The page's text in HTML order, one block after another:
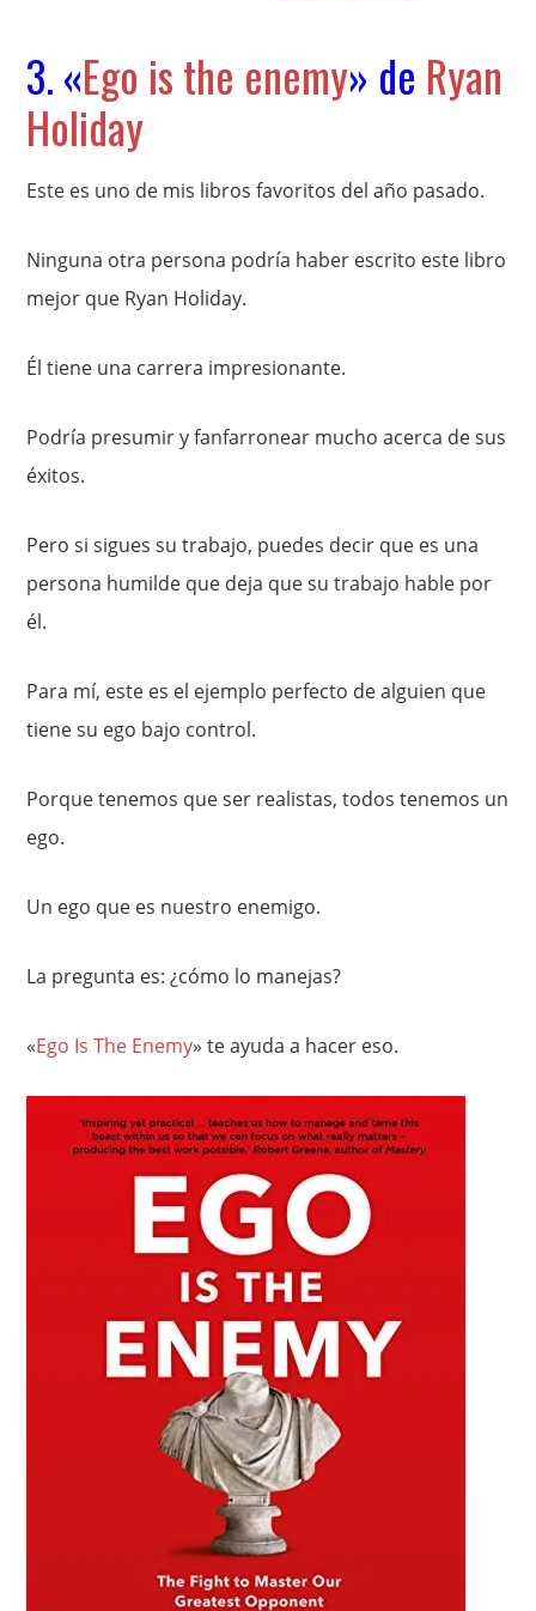
3. «Ego is the enemy» de Ryan
Holiday
Este es uno de mis libros favoritos del año pasado.
Ninguna otra persona podría haber escrito este libro
mejor que Ryan Holiday.
Él tiene una carrera impresionante.
Podría presumir y fanfarronear mucho acerca de sus
éxitos.
Pero si sigues su trabajo, puedes decir que es una
persona humilde que deja que su trabajo hable por
él.
Para mí, este es el ejemplo perfecto de alguien que
tiene su ego bajo control.
Porque tenemos que ser realistas, todos tenemos un
ego.
Un ego que es nuestro enemigo.
La pregunta es: ¿cómo lo manejas?
«Ego Is The Enemy» te ayuda a hacer eso.